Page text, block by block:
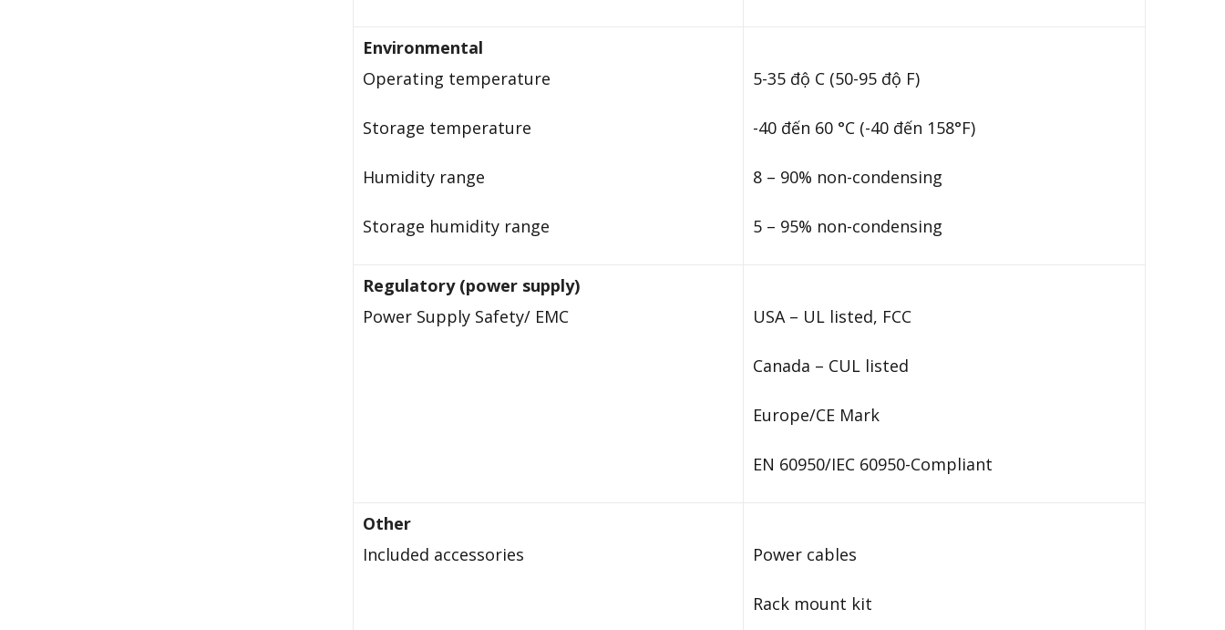
Environmental
Operating temperature
Storage temperature
Humidity range
Storage humidity range
5-35 độ C (50-95 độ F)
-40 đến 60 °C (-40 đến 158°F)
8 – 90% non-condensing
5 – 95% non-condensing
Regulatory (power supply)
Power Supply Safety/ EMC
USA – UL listed, FCC
Canada – CUL listed
Europe/CE Mark
EN 60950/IEC 60950-Compliant
Other
Included accessories
Power cables
Rack mount kit